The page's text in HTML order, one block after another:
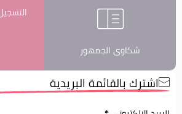
شكاوى الجمهور
اشترك بالقائمة البريدية